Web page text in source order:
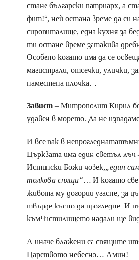
стане български патриарх, а
фит!“, неѝ остана време да си
сиропиталище, една кухня за
ти остане време затакива
Особено когато има да се
магистрали, отсечки, улички,
наместена плочка…
Завист– Митрополит Кирил
удавен в морето. Да не
И все пак в
Църквата има един светъл лъч
Истински Божи човек,„един
толкова спящи“… И когато
живота му догории угасне, за
твърде късно да прогледне. И
къмЧистилището надали ще
А иначе блажени са спящите
Царството небесно… Амин!